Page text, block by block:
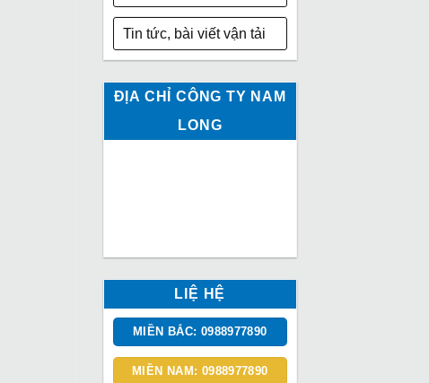
Tin tức, bài viết vận tải
ĐỊA CHỈ CÔNG TY NAM
LONG
LIỆ HỆ
MIỀN BẮC: 0988977890
MIỀN NAM: 0988977890